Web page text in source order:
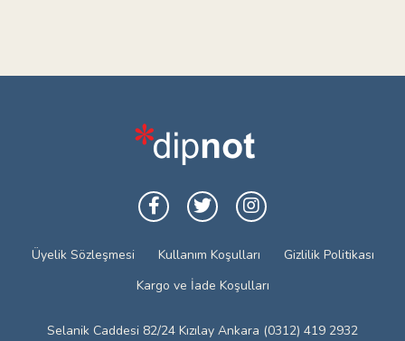
Üyelik Sözleşmesi Kullanım Koşulları
Gizlilik Politikası
Kargo ve İade Koşulları
Selanik Caddesi 82/24 Kızılay Ankara (0312) 419 2932